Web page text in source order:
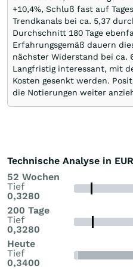
+10,4%, Schluß fast auf
Trendkanals bei ca. 5,37
Durchschnitt 180 Tage
Erfahrungsgemäß dauern
nächster Widerstand bei ca.
Langfristig interessant, mit
Kosten gesenkt werden.
die Notierungen weiter
Technische Analyse in
52 Wochen
Tief
0,3280
200 Tage
Tief
0,3280
Heute
Tief
0,3400